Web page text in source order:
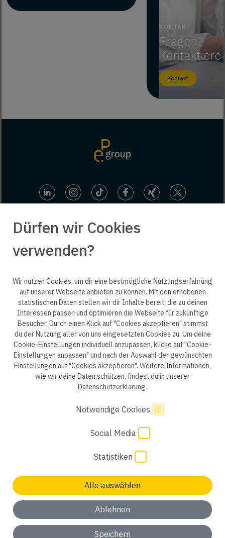
Keinen passenden Job gefunden? Wir freuen uns auf
ok, verstanden
KONTAKT
Fragen?
Kontaktiere
Kontakt
ep life science
Datenschutzerklärung B2B Datenschutzerklärung
Datenschutzhinweise Bewerber
Impressum AGB
Cookie Einstellungen
Dürfen wir Cookies
verwenden?
Wir nutzen Cookies, um dir eine bestmögliche Nutzungserfahrung
auf unserer Webseite anbieten zu können. Mit den erhobenen
statistischen Daten stellen wir dir Inhalte bereit, die zu deinen
Interessen passen und optimieren die Webseite für zukünftige
Besucher. Durch einen Klick auf "Cookies akzeptieren" stimmst
du der Nutzung aller von uns eingesetzten Cookies zu. Um deine
Cookie-Einstellungen individuell anzupassen, klicke auf "Cookie-
Einstellungen anpassen" und nach der Auswahl der gewünschten
Einstellungen auf "Cookies akzeptieren". Weitere Informationen,
wie wir deine Daten schützen, findest du in unserer
Datenschutzerklärung.
Notwendige Cookies
Social Media
Statistiken
Alle auswählen
Ablehnen
Speichern